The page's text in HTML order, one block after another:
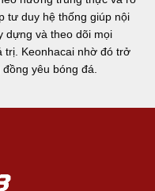
tư duy hệ thống giúp nội
dựng và theo dõi mọi
trị. Keonhacai nhờ đó trở
yêu bóng đá.